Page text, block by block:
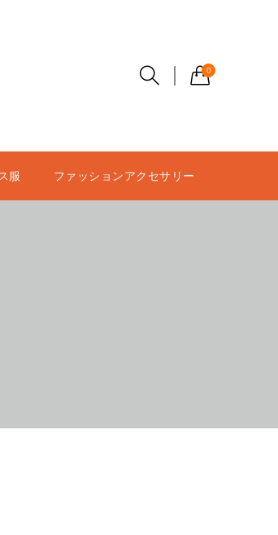
0
服 ファッションアクセサリー